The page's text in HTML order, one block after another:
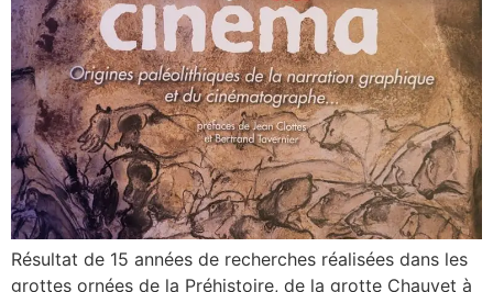
Résultat de 15 années de recherches réalisées dans les
grottes ornées de la Préhistoire, de la grotte Chauvet à